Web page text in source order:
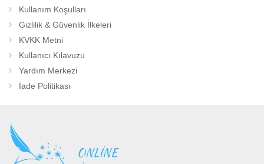
Kullanım Koşulları
Gizlilik & Güvenlik İlkeleri
KVKK Metni
Kullanıcı Kılavuzu
Yardım Merkezi
İade Politikası